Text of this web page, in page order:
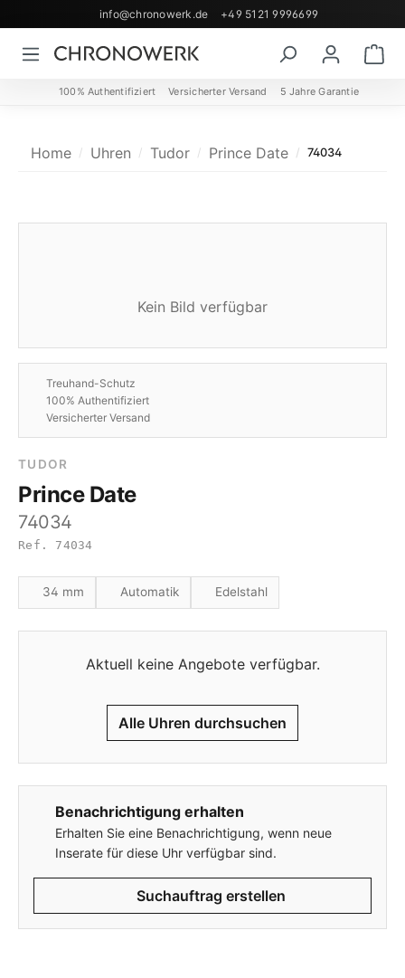
Zum Hauptinhalt springen
info@chronowerk.de +49 5121 9996699
100% Authentifiziert Versicherter Versand 5 Jahre Garantie
Home Uhren Tudor Prince Date 74034
Kein Bild verfügbar
Treuhand-Schutz
100% Authentifiziert
Versicherter Versand
TUDOR
Prince Date
74034
Ref. 74034
34 mm Automatik Edelstahl
Aktuell keine Angebote verfügbar.
Alle Uhren durchsuchen
Benachrichtigung erhalten
Erhalten Sie eine Benachrichtigung, wenn neue
Inserate für diese Uhr verfügbar sind.
Suchauftrag erstellen